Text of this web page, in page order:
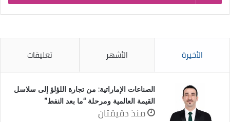
الأخيرة الأشهر تعليقات
الصناعات الإماراتية: من تجارة اللؤلؤ إلى سلاسل
القيمة العالمية ومرحلة “ما بعد النفط”
منذ دقيقتان